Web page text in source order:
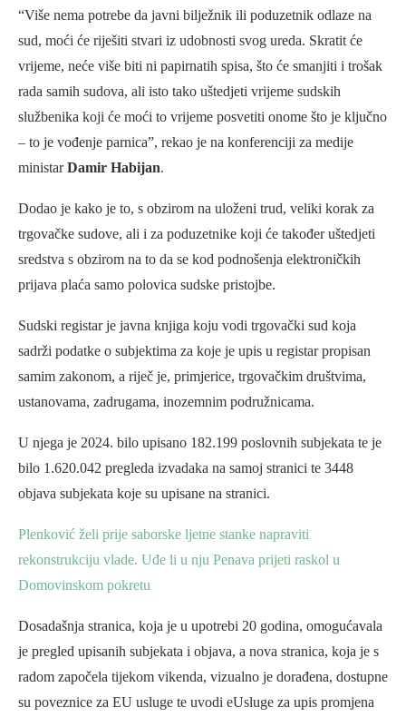
“Više nema potrebe da javni bilježnik ili poduzetnik odlaze na
sud, moći će riješiti stvari iz udobnosti svog ureda. Skratit će
vrijeme, neće više biti ni papirnatih spisa, što će smanjiti i trošak
rada samih sudova, ali isto tako uštedjeti vrijeme sudskih
službenika koji će moći to vrijeme posvetiti onome što je ključno
– to je vođenje parnica”, rekao je na konferenciji za medije
ministarDamir Habijan.
Dodao je kako je to, s obzirom na uloženi trud, veliki korak za
trgovačke sudove, ali i za poduzetnike koji će također uštedjeti
sredstva s obzirom na to da se kod podnošenja elektroničkih
prijava plaća samo polovica sudske pristojbe.
Sudski registar je javna knjiga koju vodi trgovački sud koja
sadrži podatke o subjektima za koje je upis u registar propisan
samim zakonom, a riječ je, primjerice, trgovačkim društvima,
ustanovama, zadrugama, inozemnim podružnicama.
U njega je 2024. bilo upisano 182.199 poslovnih subjekata te je
bilo 1.620.042 pregleda izvadaka na samoj stranici te 3448
objava subjekata koje su upisane na stranici.
Plenković želi prije saborske ljetne stanke napraviti
rekonstrukciju vlade. Uđe li u nju Penava prijeti raskol u
Domovinskom pokretu
Dosadašnja stranica, koja je u upotrebi 20 godina, omogućavala
je pregled upisanih subjekata i objava, a nova stranica, koja je s
radom započela tijekom vikenda, vizualno je dorađena, dostupne
su poveznice za EU usluge te uvodi eUsluge za upis promjena